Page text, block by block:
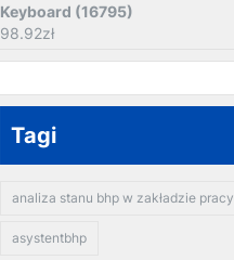
Keyboard (16795)
98.92zł
Tagi
analiza stanu bhp w zakładzie pracy
asystentbhp